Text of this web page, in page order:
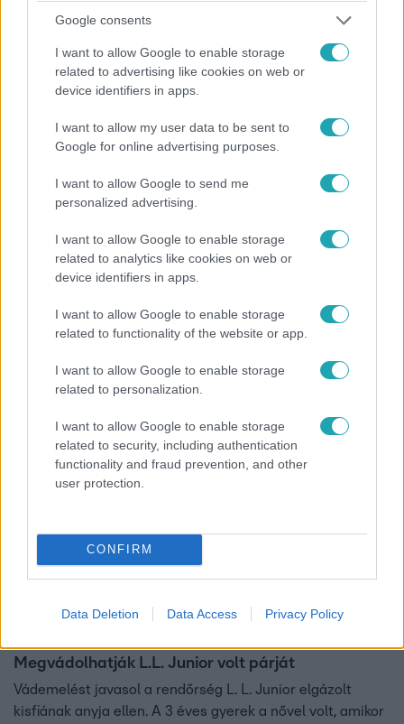
Google consents
I want to allow Google to enable storage
related to advertising like cookies on web or
device identifiers in apps.
I want to allow my user data to be sent to
Google for online advertising purposes.
I want to allow Google to send me
personalized advertising.
I want to allow Google to enable storage
related to analytics like cookies on web or
device identifiers in apps.
I want to allow Google to enable storage
related to functionality of the website or app.
I want to allow Google to enable storage
related to personalization.
I want to allow Google to enable storage
related to security, including authentication
functionality and fraud prevention, and other
user protection.
CONFIRM
Data Deletion Data Access Privacy Policy
2021. július 15. 17:15
L.L. Junior kész petíciót is aláírni volt párja
védelmében
L.L. Junior és Hopp Csilla gyermekét 2019. augusztusában
tartottak hazafelé jókedvűen, majd a gyermek a tilos
jelzés ellenére kiszaladt a zebrára, ekkor történt a
tragikus baleset. A rendőrség nemrég befejezte a
nyomozást, az iratokat gondatlan emberölés miatt
Megvádolhatják L.L. Junior volt párját
Vádemelést javasol a rendőrség L. L. Junior elgázolt
kisfiának anyja ellen. A 3 éves gyerek a nővel volt, amikor